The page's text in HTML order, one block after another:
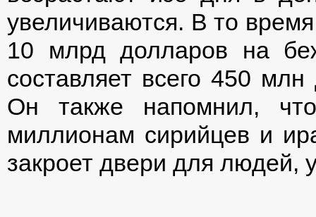
увеличиваются. В то
10 млрд долларов на
составляет всего 450
Он также напомнил,
миллионам сирийцев и
закроет двери для людей,